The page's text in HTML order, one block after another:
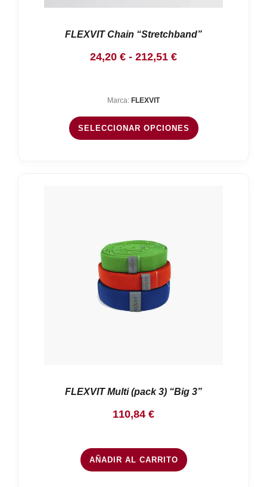
FLEXVIT Chain “Stretchband”
24,20 € - 212,51 €Rango
24,20 €
hasta
Marca: FLEXVIT
SELECCIONAR OPCIONES
FLEXVIT Multi (pack 3) “Big 3”
110,84 €
AÑADIR AL CARRITO